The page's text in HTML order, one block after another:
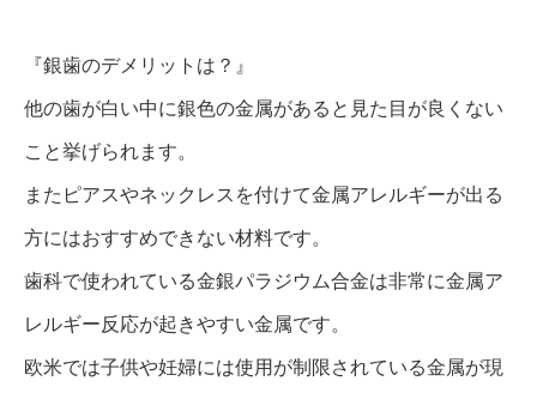
『銀歯のデメリットは？』
他の歯が白い中に銀色の金属があると見た目が良くない
こと挙げられます。
またピアスやネックレスを付けて金属アレルギーが出る
方にはおすすめできない材料です。
歯科で使われている金銀パラジウム合金は非常に金属ア
レルギー反応が起きやすい金属です。
欧米では子供や妊婦には使用が制限されている金属が現